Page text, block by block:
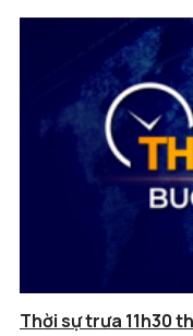
Thời sự trưa 11h30